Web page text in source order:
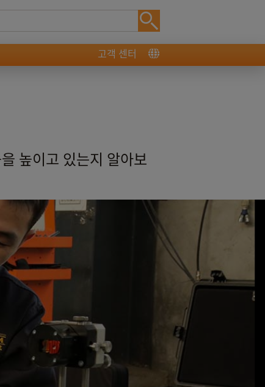
고객 센터
높이고 있는지 알아보